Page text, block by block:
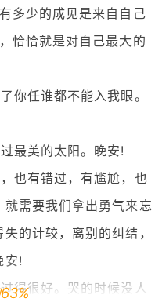
多少的成见是来自自己
恰恰就是对自己最大的
你任谁都不能入我眼。
最美的太阳。晚安!
也有错过，有尴尬，也
需要我们拿出勇气来忘
的计较，离别的纠结，
安!
得很好。哭的时候没人